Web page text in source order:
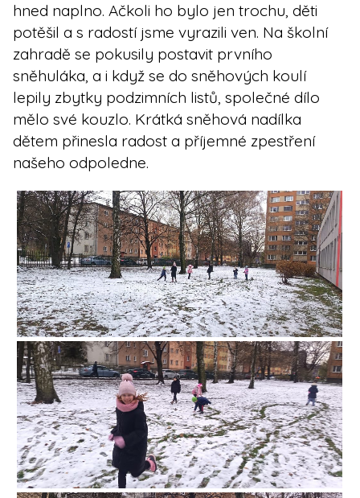
hned naplno. Ačkoli ho bylo jen trochu, děti
potěšil a s radostí jsme vyrazili ven. Na školní
zahradě se pokusily postavit prvního
sněhuláka, a i když se do sněhových koulí
lepily zbytky podzimních listů, společné dílo
mělo své kouzlo. Krátká sněhová nadílka
dětem přinesla radost a příjemné zpestření
našeho odpoledne.